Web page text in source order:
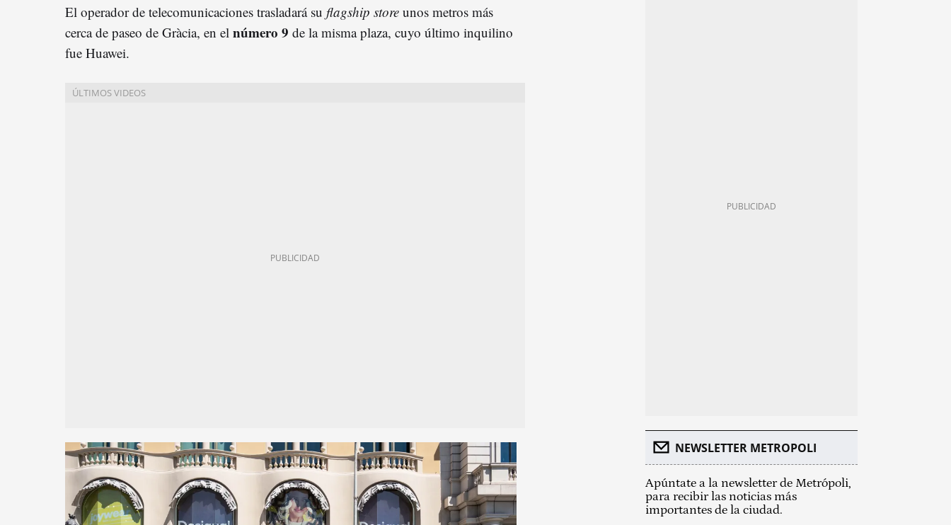
El operador de telecomunicaciones trasladará su flagship store unos metros más
cerca de paseo de Gràcia, en el número 9 de la misma plaza, cuyo último inquilino
fue Huawei.
NEWSLETTER METROPOLI
Apúntate a la newsletter de Metrópoli,
para recibir las noticias más
importantes de la ciudad.